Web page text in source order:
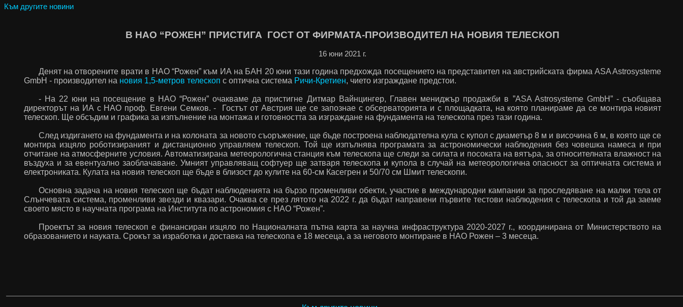
Към другите новини
В НАО “РОЖЕН” ПРИСТИГА ГОСТ ОТ ФИРМАТА-ПРОИЗВОДИТЕЛ НА НОВИЯ ТЕЛЕСКОП
16 юни 2021 г.
Денят на отворените врати в НАО “Рожен” към ИА на БАН 20 юни тази година предхожда посещението на представител на австрийската фирма ASA Astrosysteme
GmbH - производител на новия 1,5-метров телескоп с оптична система Ричи-Кретиен, чието изграждане предстои.
- На 22 юни на посещение в НАО “Рожен” очакваме да пристигне Дитмар Вайнцингер, Главен мениджър продажби в ”ASA Astrosysteme GmbH” - съобщава
директорът на ИА с НАО проф. Евгени Семков. - Гостът от Австрия ще се запознае с обсерваторията и с площадката, на която планираме да се монтира новият
телескоп. Ще обсъдим и графика за изпълнение на монтажа и готовността за изграждане на фундамента на телескопа през тази година.
След издигането на фундамента и на колоната за новото съоръжение, ще бъде построена наблюдателна кула с купол с диаметър 8 м и височина 6 м, в която ще се
монтира изцяло роботизираният и дистанционно управляем телескоп. Той ще изпълнява програмата за астрономически наблюдения без човешка намеса и при
отчитане на атмосферните условия. Автоматизирана метеорологична станция към телескопа ще следи за силата и посоката на вятъра, за относителната влажност на
въздуха и за евентуално заоблачаване. Умният управляващ софтуер ще затваря телескопа и купола в случай на метеорологична опасност за оптичната система и
електрониката. Кулата на новия телескоп ще бъде в близост до кулите на 60-см Касегрен и 50/70 см Шмит телескопи.
Основна задача на новия телескоп ще бъдат наблюденията на бързо променливи обекти, участие в международни кампании за проследяване на малки тела от
Слънчевата система, променливи звезди и квазари. Очаква се през лятото на 2022 г. да бъдат направени първите тестови наблюдения с телескопа и той да заеме
своето място в научната програма на Института по астрономия с НАО “Рожен”.
Проектът за новия телескоп е финансиран изцяло по Националната пътна карта за научна инфраструктура 2020-2027 г., координирана от Министерството на
образованието и науката. Срокът за изработка и доставка на телескопа е 18 месеца, а за неговото монтиране в НАО Рожен – 3 месеца.